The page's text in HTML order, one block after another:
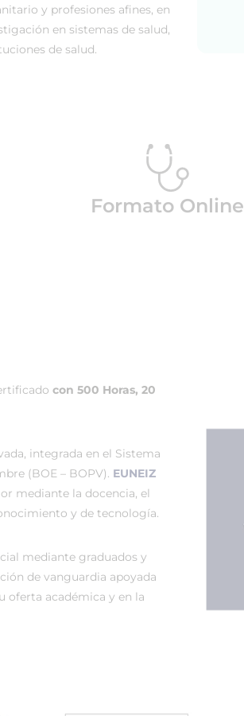
y profesiones afines, en
en sistemas de salud,
de salud.
Formato Online
con 500 Horas, 20
integrada en el Sistema
(BOE – BOPV). EUNEIZ
mediante la docencia, el
y de tecnología.
mediante graduados y
de vanguardia apoyada
oferta académica y en la